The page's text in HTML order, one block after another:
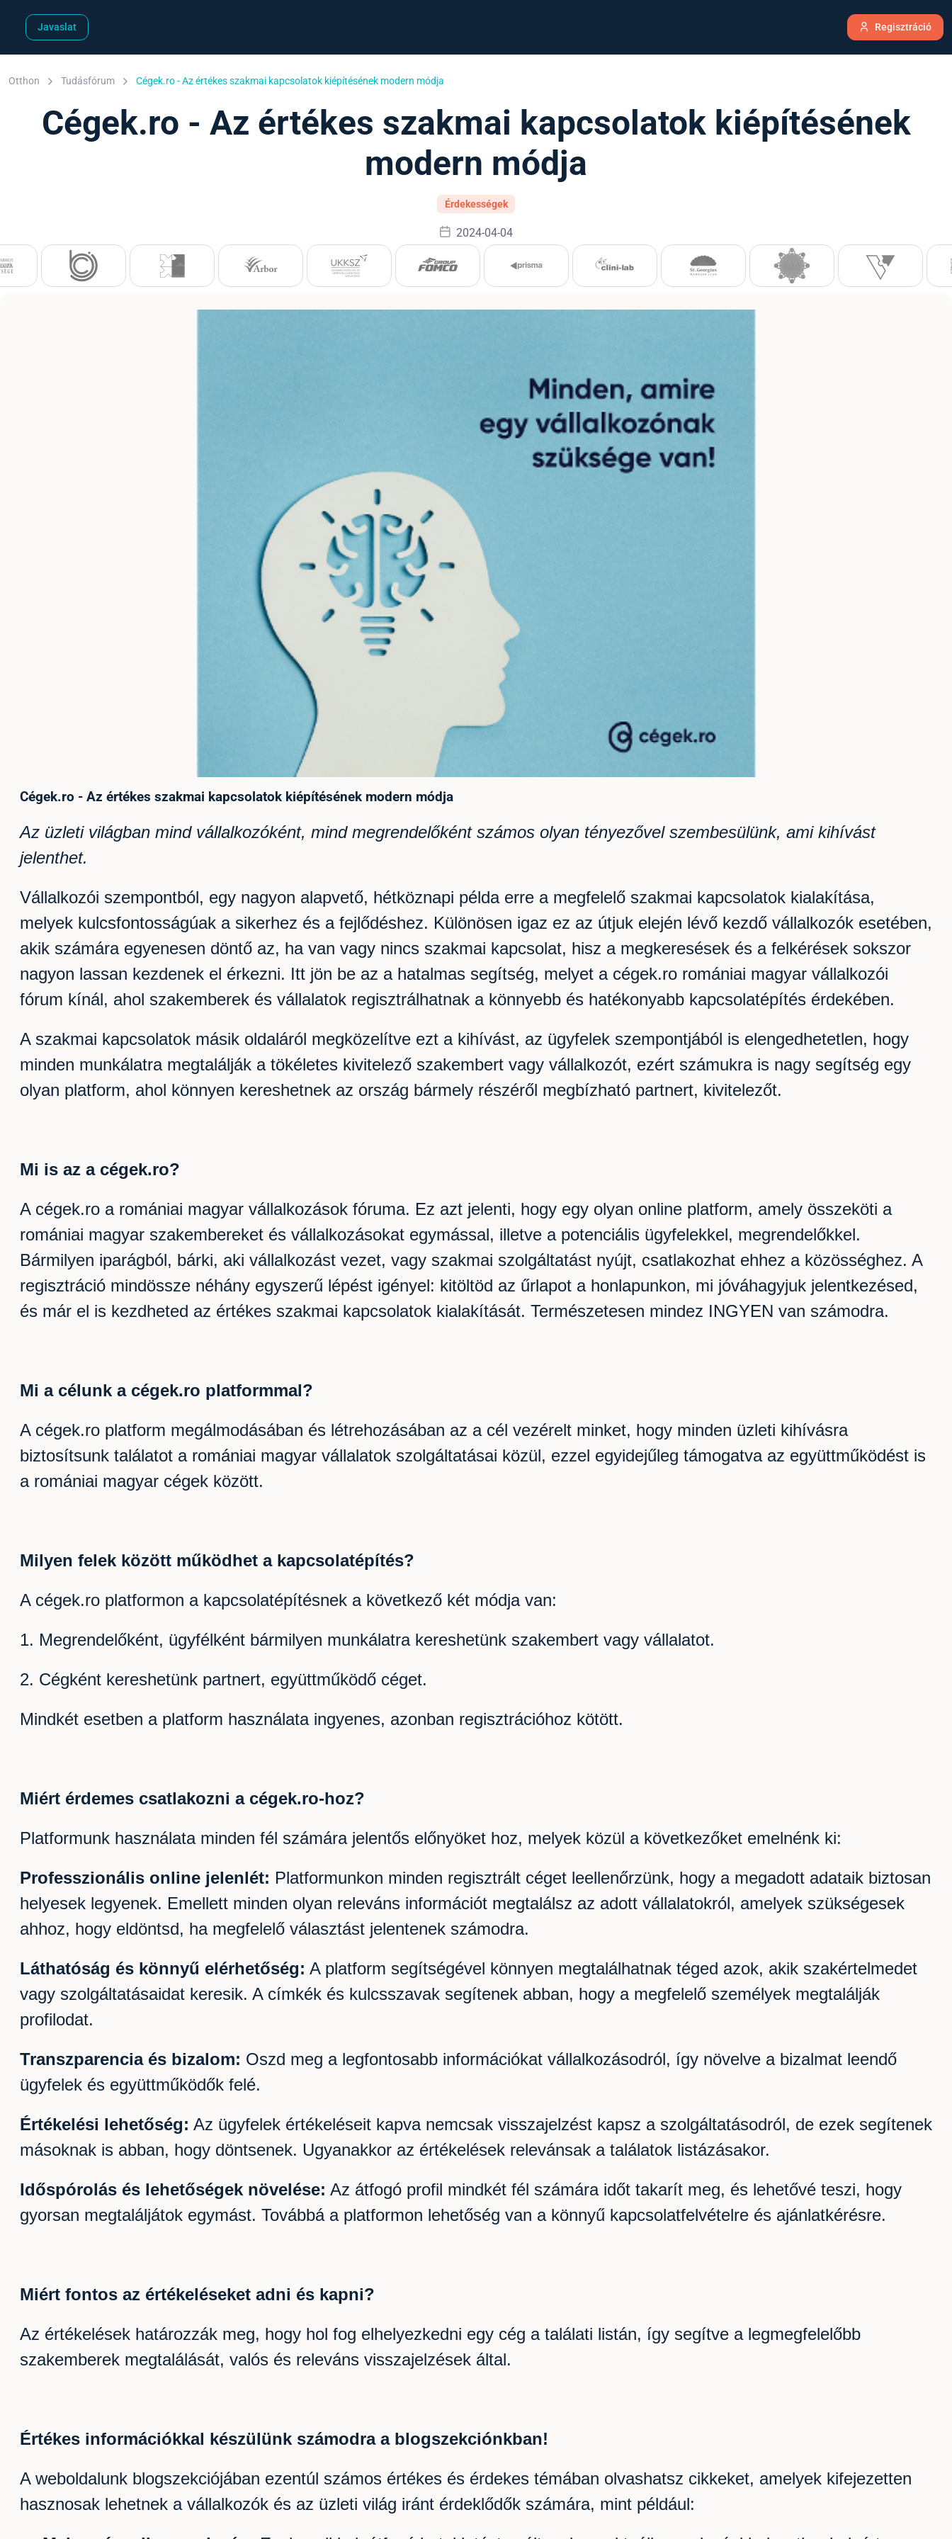
Regisztráció
Javaslat
Otthon Tudásfórum Cégek.ro - Az értékes szakmai kapcsolatok kiépítésének modern módja
Cégek.ro - Az értékes szakmai kapcsolatok kiépítésének
modern módja
Érdekességek
2024-04-04
Cégek.ro - Az értékes szakmai kapcsolatok kiépítésének modern módja
Az üzleti világban mind vállalkozóként, mind megrendelőként számos olyan tényezővel szembesülünk, ami kihívást
jelenthet.
Vállalkozói szempontból, egy nagyon alapvető, hétköznapi példa erre a megfelelő szakmai kapcsolatok kialakítása,
melyek kulcsfontosságúak a sikerhez és a fejlődéshez. Különösen igaz ez az útjuk elején lévő kezdő vállalkozók esetében,
akik számára egyenesen döntő az, ha van vagy nincs szakmai kapcsolat, hisz a megkeresések és a felkérések sokszor
nagyon lassan kezdenek el érkezni. Itt jön be az a hatalmas segítség, melyet a cégek.ro romániai magyar vállalkozói
fórum kínál, ahol szakemberek és vállalatok regisztrálhatnak a könnyebb és hatékonyabb kapcsolatépítés érdekében.
A szakmai kapcsolatok másik oldaláról megközelítve ezt a kihívást, az ügyfelek szempontjából is elengedhetetlen, hogy
minden munkálatra megtalálják a tökéletes kivitelező szakembert vagy vállalkozót, ezért számukra is nagy segítség egy
olyan platform, ahol könnyen kereshetnek az ország bármely részéről megbízható partnert, kivitelezőt.
Mi is az a cégek.ro?
A cégek.ro a romániai magyar vállalkozások fóruma. Ez azt jelenti, hogy egy olyan online platform, amely összeköti a
romániai magyar szakembereket és vállalkozásokat egymással, illetve a potenciális ügyfelekkel, megrendelőkkel.
Bármilyen iparágból, bárki, aki vállalkozást vezet, vagy szakmai szolgáltatást nyújt, csatlakozhat ehhez a közösséghez. A
regisztráció mindössze néhány egyszerű lépést igényel: kitöltöd az űrlapot a honlapunkon, mi jóváhagyjuk jelentkezésed,
és már el is kezdheted az értékes szakmai kapcsolatok kialakítását. Természetesen mindez INGYEN van számodra.
Mi a célunk a cégek.ro platformmal?
A cégek.ro platform megálmodásában és létrehozásában az a cél vezérelt minket, hogy minden üzleti kihívásra
biztosítsunk találatot a romániai magyar vállalatok szolgáltatásai közül, ezzel egyidejűleg támogatva az együttműködést is
a romániai magyar cégek között.
Milyen felek között működhet a kapcsolatépítés?
A cégek.ro platformon a kapcsolatépítésnek a következő két módja van:
1. Megrendelőként, ügyfélként bármilyen munkálatra kereshetünk szakembert vagy vállalatot.
2. Cégként kereshetünk partnert, együttműködő céget.
Mindkét esetben a platform használata ingyenes, azonban regisztrációhoz kötött.
Miért érdemes csatlakozni a cégek.ro-hoz?
Platformunk használata minden fél számára jelentős előnyöket hoz, melyek közül a következőket emelnénk ki:
Professzionális online jelenlét: Platformunkon minden regisztrált céget leellenőrzünk, hogy a megadott adataik biztosan
helyesek legyenek. Emellett minden olyan releváns információt megtalálsz az adott vállalatokról, amelyek szükségesek
ahhoz, hogy eldöntsd, ha megfelelő választást jelentenek számodra.
Láthatóság és könnyű elérhetőség: A platform segítségével könnyen megtalálhatnak téged azok, akik szakértelmedet
vagy szolgáltatásaidat keresik. A címkék és kulcsszavak segítenek abban, hogy a megfelelő személyek megtalálják
profilodat.
Transzparencia és bizalom: Oszd meg a legfontosabb információkat vállalkozásodról, így növelve a bizalmat leendő
ügyfelek és együttműködők felé.
Értékelési lehetőség: Az ügyfelek értékeléseit kapva nemcsak visszajelzést kapsz a szolgáltatásodról, de ezek segítenek
másoknak is abban, hogy döntsenek. Ugyanakkor az értékelések relevánsak a találatok listázásakor.
Időspórolás és lehetőségek növelése: Az átfogó profil mindkét fél számára időt takarít meg, és lehetővé teszi, hogy
gyorsan megtaláljátok egymást. Továbbá a platformon lehetőség van a könnyű kapcsolatfelvételre és ajánlatkérésre.
Miért fontos az értékeléseket adni és kapni?
Az értékelések határozzák meg, hogy hol fog elhelyezkedni egy cég a találati listán, így segítve a legmegfelelőbb
szakemberek megtalálását, valós és releváns visszajelzések által.
Értékes információkkal készülünk számodra a blogszekciónkban!
A weboldalunk blogszekciójában ezentúl számos értékes és érdekes témában olvashatsz cikkeket, amelyek kifejezetten
hasznosak lehetnek a vállalkozók és az üzleti világ iránt érdeklődők számára, mint például: